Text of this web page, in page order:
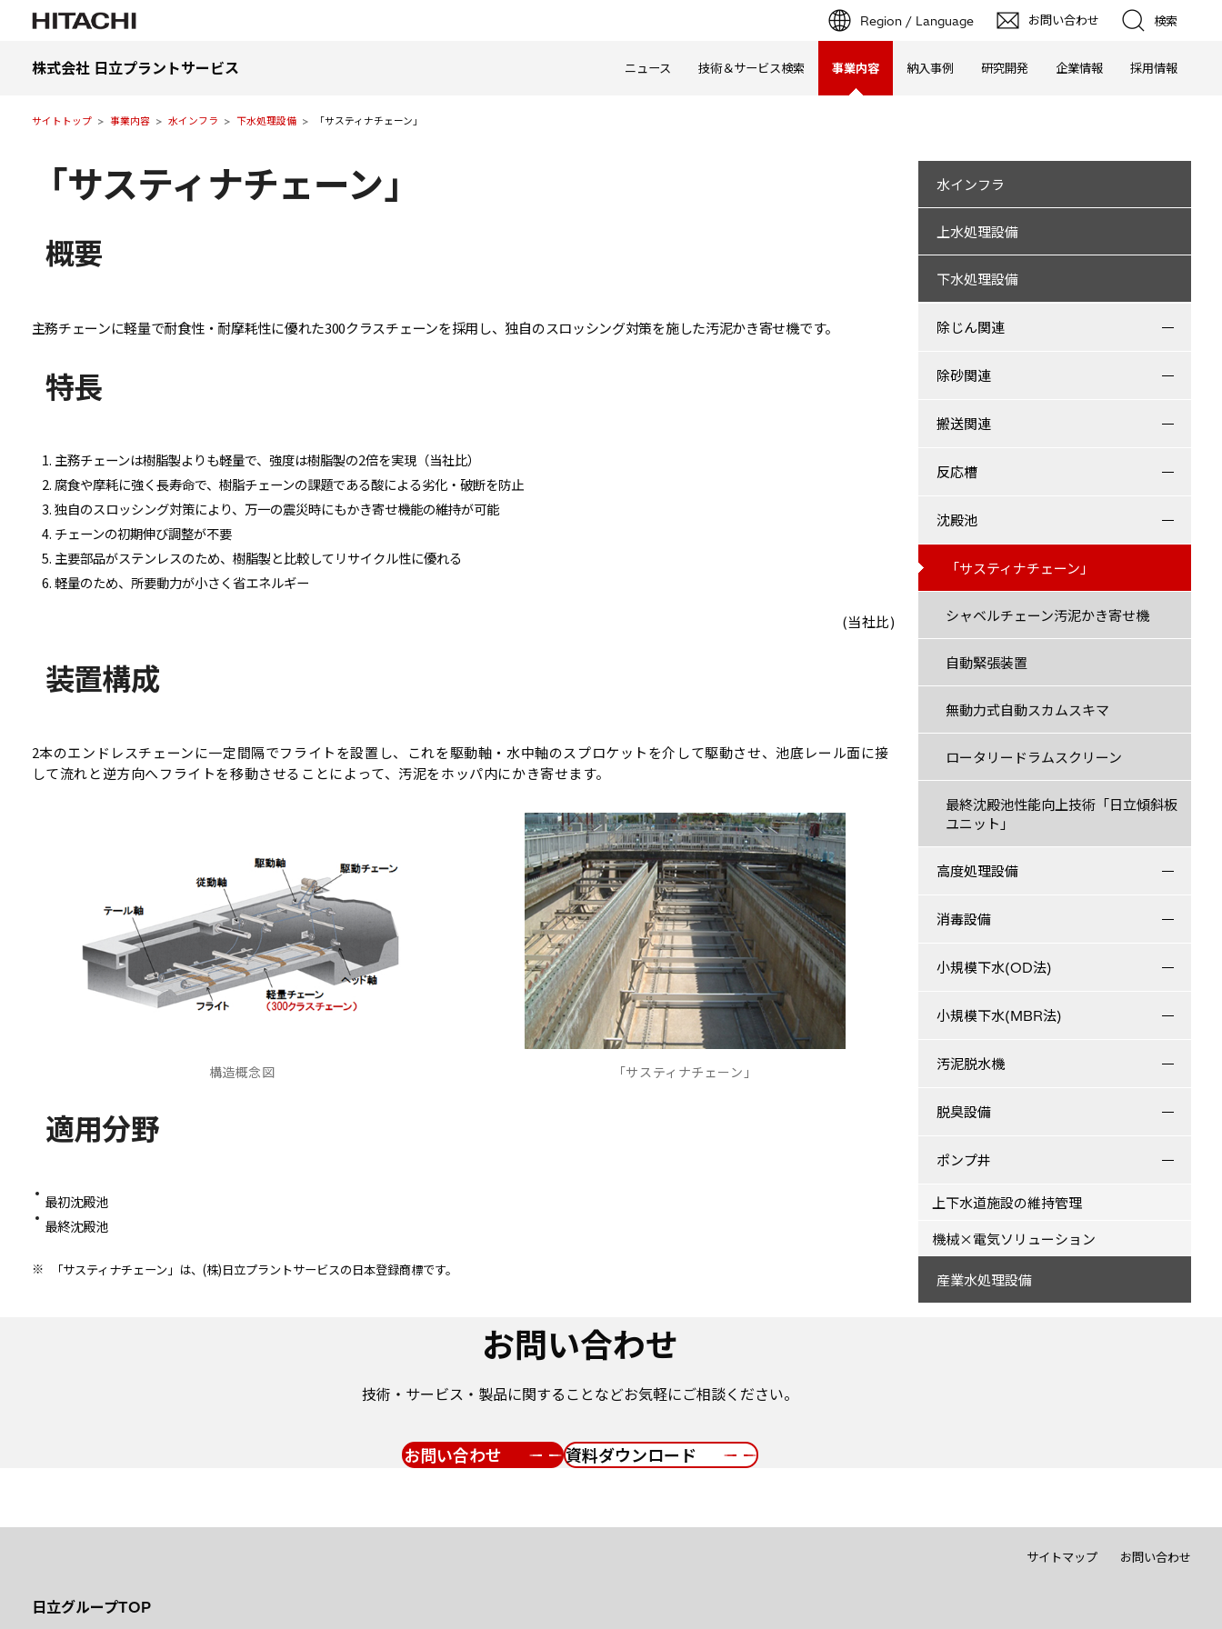
Region / Language お問い合わせ 検索
株式会社 日立プラントサービス ニュース 技術＆サービス検索 事業内容 納入事例 研究開発 企業情報 採用情報
サイトトップ 事業内容 水インフラ 下水処理設備 「サスティナチェーン」
「サスティナチェーン」
概要
主務チェーンに軽量で耐食性・耐摩耗性に優れた300クラスチェーンを採用し、独自のスロッシング対策を施した汚泥かき寄せ機です。
特長
主務チェーンは樹脂製よりも軽量で、強度は樹脂製の2倍を実現（当社比）
腐食や摩耗に強く長寿命で、樹脂チェーンの課題である酸による劣化・破断を防止
独自のスロッシング対策により、万一の震災時にもかき寄せ機能の維持が可能
チェーンの初期伸び調整が不要
主要部品がステンレスのため、樹脂製と比較してリサイクル性に優れる
軽量のため、所要動力が小さく省エネルギー
(当社比)
装置構成
2本のエンドレスチェーンに一定間隔でフライトを設置し、これを駆動軸・水中軸のスプロケットを介して駆動させ、池底レール面に接
して流れと逆方向へフライトを移動させることによって、汚泥をホッパ内にかき寄せます。
構造概念図 「サスティナチェーン」
適用分野
最初沈殿池
最終沈殿池
※ 「サスティナチェーン」は、(株)日立プラントサービスの日本登録商標です。
水インフラ
上水処理設備
下水処理設備
除じん関連
除砂関連
搬送関連
反応槽
沈殿池
「サスティナチェーン」
シャベルチェーン汚泥かき寄せ機
自動緊張装置
無動力式自動スカムスキマ
ロータリードラムスクリーン
最終沈殿池性能向上技術「日立傾斜板
ユニット」
高度処理設備
消毒設備
小規模下水(OD法)
小規模下水(MBR法)
汚泥脱水機
脱臭設備
ポンプ井
上下水道施設の維持管理
機械×電気ソリューション
産業水処理設備
お問い合わせ
技術・サービス・製品に関することなどお気軽にご相談ください。
お問い合わせ 資料ダウンロード
サイトマップ お問い合わせ
日立グループTOP